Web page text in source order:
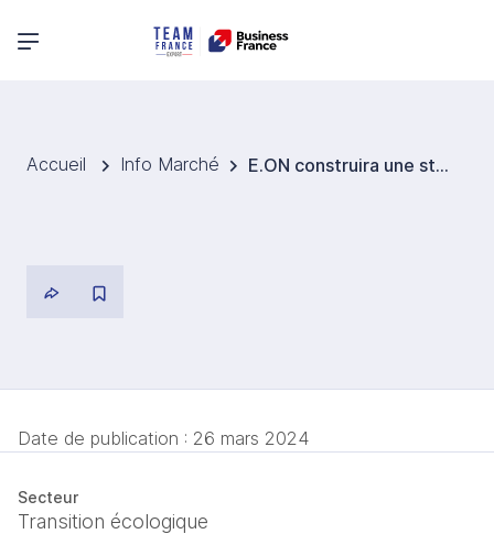
Menu principal
Accueil Info Marché E.ON construira une station-service à hydrogène à Essen
Date de publication : 26 mars 2024
Secteur
Transition écologique